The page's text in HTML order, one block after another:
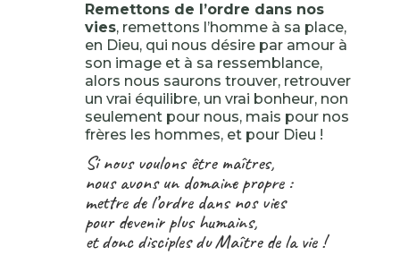
Remettons de l’ordre dans nos
vies, remettons l’homme à sa place,
en Dieu, qui nous désire par amour à
son image et à sa ressemblance,
alors nous saurons trouver, retrouver
un vrai équilibre, un vrai bonheur, non
seulement pour nous, mais pour nos
frères les hommes, et pour Dieu !
Si nous voulons être maîtres,
nous avons un domaine propre :
mettre de l’ordre dans nos vies
pour devenir plus humains,
et donc disciples du Maître de la vie !